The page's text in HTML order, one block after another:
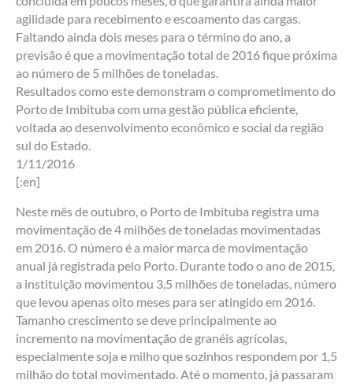
agilidade para recebimento e escoamento das cargas.
Faltando ainda dois meses para o término do ano, a
previsão é que a movimentação total de 2016 fique próxima
ao número de 5 milhões de toneladas.
Resultados como este demonstram o comprometimento do
Porto de Imbituba com uma gestão pública eficiente,
voltada ao desenvolvimento econômico e social da região
sul do Estado.
1/11/2016
[:en]
Neste mês de outubro, o Porto de Imbituba registra uma
movimentação de 4 milhões de toneladas movimentadas
em 2016. O número é a maior marca de movimentação
anual já registrada pelo Porto. Durante todo o ano de 2015,
a instituição movimentou 3,5 milhões de toneladas, número
que levou apenas oito meses para ser atingido em 2016.
Tamanho crescimento se deve principalmente ao
incremento na movimentação de granéis agrícolas,
especialmente soja e milho que sozinhos respondem por 1,5
milhão do total movimentado. Até o momento, já passaram